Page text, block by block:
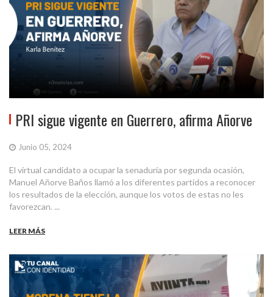
PRI sigue vigente en Guerrero, afirma Añorve
Junio 05, 2024
El virtual candidato a ocupar la senaduría por segunda ocasión,
Manuel Añorve Baños llamó a los diferentes partidos a reconocer
los resultados de la elección, aunque los votos de estas no les
favorezcan. ...
LEER MÁS